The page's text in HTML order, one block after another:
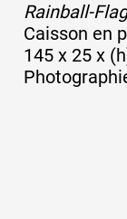
Rainball-
Caisson en
145 x 25 x